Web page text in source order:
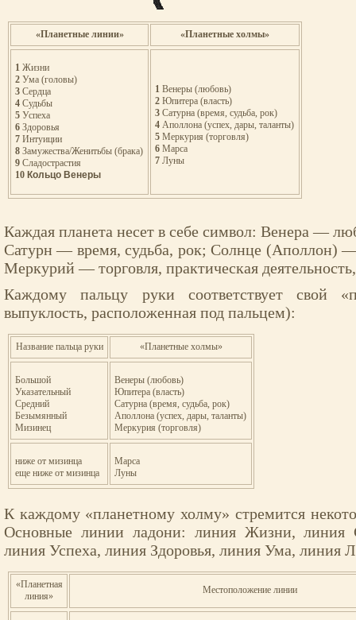
«Планетные линии» «Планетные холмы»
1 Жизни
2 Ума (головы)
3 Сердца
4 Судьбы
5 Успеха
6 Здоровья
7 Интуиции
8 Замужества/Женитьбы (брака)
9 Сладострастия
10 Кольцо Венеры
1 Венеры (любовь)
2 Юпитера (власть)
3 Сатурна (время, судьба, рок)
4 Аполлона (успех, дары, таланты)
5 Меркурия (торговля)
6 Марса
7 Луны
Каждая планета несет в себе символ: Венера —
Сатурн — время, судьба, рок; Солнце (Аполлон)
Меркурий — торговля, практическая
Каждому пальцу руки соответствует свой
выпуклость, расположенная под пальцем):
Название пальца руки «Планетные холмы»
Большой
Указательный
Средний
Безымянный
Мизинец
Венеры (любовь)
Юпитера (власть)
Сатурна (время, судьба, рок)
Аполлона (успех, дары, таланты)
Меркурия (торговля)
ниже от мизинца
еще ниже от мизинца
Марса
Луны
К каждому «планетному холму» стремится
Основные линии ладони: линия Жизни, линия
линия Успеха, линия Здоровья, линия Ума, линия
«Планетная
линия»
Местоположение линии